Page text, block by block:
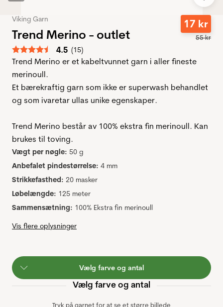
Viking Garn
Trend Merino - outlet
Gennemsnitlig vurdering:
4.5 (stemmer:
15)
17 kr
55kr
Trend Merino er et kabeltvunnet garn i aller fineste
merinoull.
Et bærekraftig garn som ikke er superwash behandlet
og som ivaretar ullas unike egenskaper.
Trend Merino består av 100% ekstra fin merinoull. Kan
brukes til toving.
Vægt per nøgle: 50 g
Anbefalet pindestørrelse: 4 mm
Strikkefasthed: 20 masker
Løbelængde: 125 meter
Sammensætning: 100% Ekstra fin merinoull
Vis flere oplysninger
Vælg farve og antal
Vælg farve og antal
Tryk på garnet for at se et større billede